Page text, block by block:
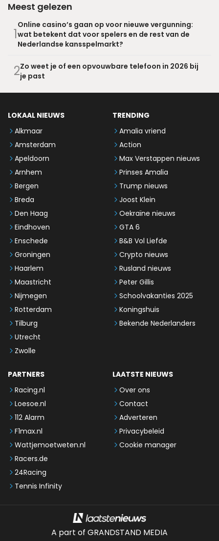
Meest gelezen
1
Online casino’s gaan op voor nieuwe vergunning:
wat betekent dat voor spelers en de rest van de
Nederlandse kansspelmarkt?
2Zo weet je of een opvouwbare telefoon in 2026 bij
je past
LOKAAL NIEUWS
Alkmaar
Amsterdam
Apeldoorn
Arnhem
Bergen
Breda
Den Haag
Eindhoven
Enschede
Groningen
Haarlem
Maastricht
Nijmegen
Rotterdam
Tilburg
Utrecht
Zwolle
TRENDING
Amalia vriend
Action
Max Verstappen nieuws
Prinses Amalia
Trump nieuws
Joost Klein
Oekraïne nieuws
GTA 6
B&B Vol Liefde
Crypto nieuws
Rusland nieuws
Peter Gillis
Schoolvakanties 2025
Koningshuis
Bekende Nederlanders
PARTNERS
Racing.nl
Loesoe.nl
112 Alarm
F1max.nl
Wattjemoetweten.nl
Racers.de
24Racing
Tennis Infinity
LAATSTE NIEUWS
Over ons
Contact
Adverteren
Privacybeleid
Cookie manager
A part of GRANDSTAND MEDIA